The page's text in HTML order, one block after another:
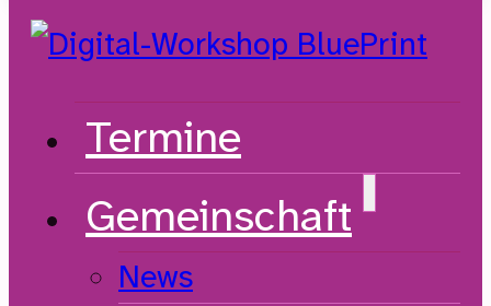
Termine
Gemeinschaft
News